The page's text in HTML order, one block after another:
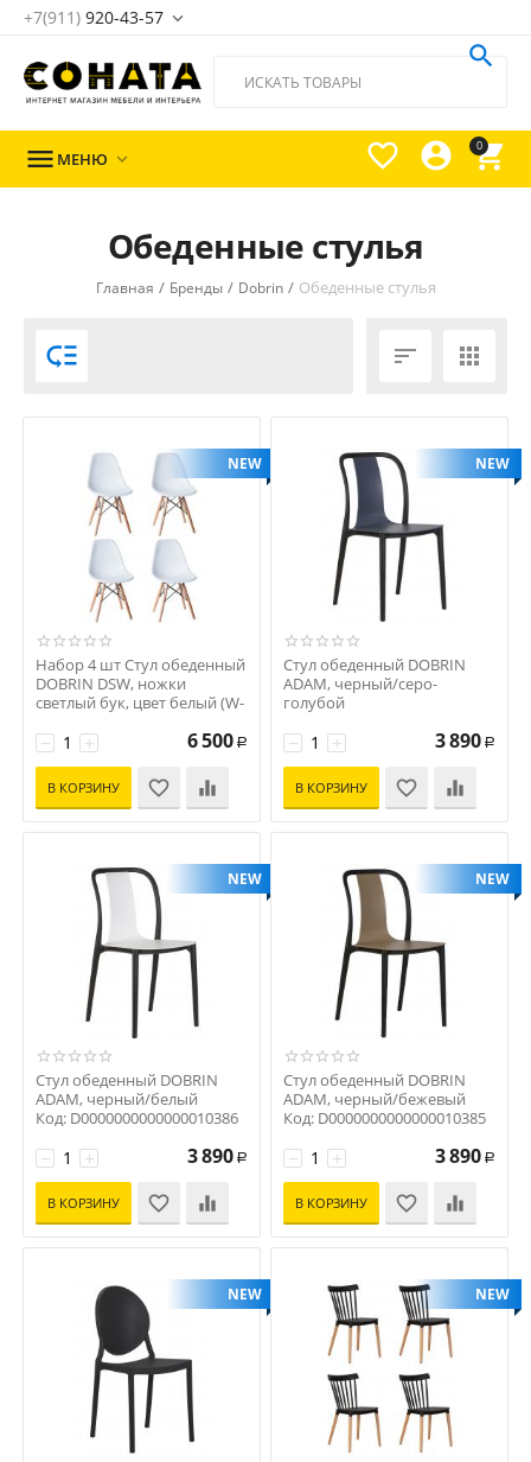
+7(911) 920-43-57 
0




 МЕНЮ 
Обеденные стулья
Главная / Бренды / Dobrin / Обеденные стулья
  
NEW
Набор 4 шт Стул обеденный
DOBRIN DSW, ножки
светлый бук, цвет белый (W-
Код: D0000000000000010910
+
− 6 500 Р
В КОРЗИНУ
NEW
Стул обеденный DOBRIN
ADAM, черный/серо-
голубой
+
− 3 890 Р
В КОРЗИНУ
NEW
Стул обеденный DOBRIN
ADAM, черный/белый
Код: D0000000000000010386
+
− 3 890 Р
В КОРЗИНУ
NEW
Стул обеденный DOBRIN
ADAM, черный/бежевый
Код: D0000000000000010385
+
− 3 890 Р
В КОРЗИНУ
NEW NEW